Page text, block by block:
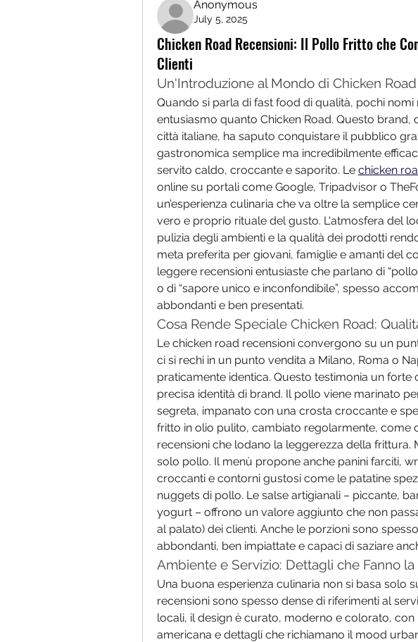
Anonymous
July 5, 2025
Chicken Road Recensioni: Il Pollo Fritto che
Clienti
Un'Introduzione al Mondo di Chicken Road
Quando si parla di fast food di qualità, pochi
entusiasmo quanto Chicken Road. Questo brand,
città italiane, ha saputo conquistare il pubblico
gastronomica semplice ma incredibilmente
servito caldo, croccante e saporito. Le chicken
online su portali come Google, Tripadvisor o
un’esperienza culinaria che va oltre la semplice
vero e proprio rituale del gusto. L'atmosfera del
pulizia degli ambienti e la qualità dei prodotti
meta preferita per giovani, famiglie e amanti del
leggere recensioni entusiaste che parlano di
o di “sapore unico e inconfondibile”, spesso
abbondanti e ben presentati.
Cosa Rende Speciale Chicken Road:
Le chicken road recensioni convergono su un
ci si rechi in un punto vendita a Milano, Roma o
praticamente identica. Questo testimonia un forte
precisa identità di brand. Il pollo viene marinato
segreta, impanato con una crosta croccante e
fritto in olio pulito, cambiato regolarmente, come
recensioni che lodano la leggerezza della frittura.
solo pollo. Il menù propone anche panini farciti,
croccanti e contorni gustosi come le patatine
nuggets di pollo. Le salse artigianali – piccante,
yogurt – offrono un valore aggiunto che non
al palato) dei clienti. Anche le porzioni sono
abbondanti, ben impiattate e capaci di saziare
Ambiente e Servizio: Dettagli che Fanno la
Una buona esperienza culinaria non si basa solo
recensioni sono spesso dense di riferimenti al
locali, il design è curato, moderno e colorato,
americana e dettagli che richiamano il mood